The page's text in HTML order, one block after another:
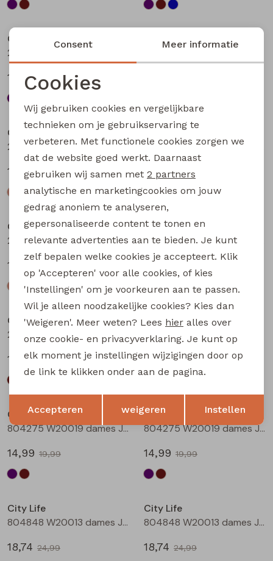
City Life
13,49
17,99
City Life
Sale
City Life
214289 W20030 dames T-shirt km Kit
14,99 19,99
City Life
14,99 19,99
City Life
214289 W20030 dames T-shirt km Marine
14,99
City Life
14,99
City Life
214290 W20011 dames T-shirt km Bruin
13,49
17,99
City Life
13,49 17,99
City Life
804275 W20019 dames Jurk Aubergine
14,99 19,99
City Life
804275 W20019 dames Jurk Bruin
14,99 19,99
City Life
804848 W20013 dames Jurk Aubergine
18,74 24,99
City Life
804848 W20013 dames Jurk Bruin
18,74 24,99
Noodzakelijke cookies
Analytische cookies
Marketing cookies
Terug Opslaan
Consent Meer informatie
Cookies
Wij gebruiken cookies en vergelijkbare
technieken om je gebruikservaring te
verbeteren. Met functionele cookies zorgen we
dat de website goed werkt. Daarnaast
gebruiken wij samen met 2 partners
analytische en marketingcookies om jouw
gedrag anoniem te analyseren,
gepersonaliseerde content te tonen en
relevante advertenties aan te bieden. Je kunt
zelf bepalen welke cookies je accepteert. Klik
op 'Accepteren' voor alle cookies, of kies
'Instellingen' om je voorkeuren aan te passen.
Wil je alleen noodzakelijke cookies? Kies dan
'Weigeren'. Meer weten? Lees hier alles over
onze cookie- en privacyverklaring. Je kunt op
elk moment je instellingen wijzigingen door op
de link te klikken onder aan de pagina.
Accepteren weigeren Instellen